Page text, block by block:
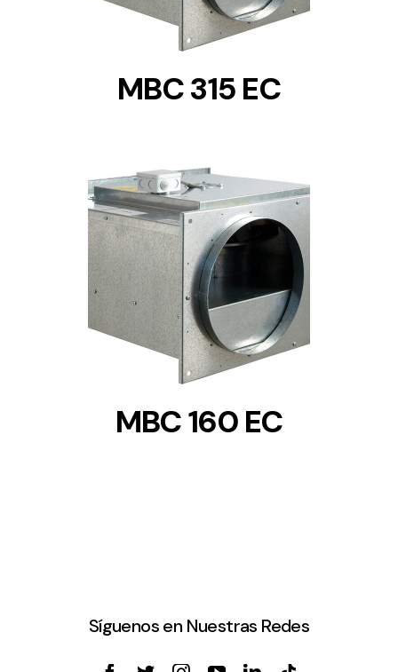
MBC 315 EC
DETAILS
MBC 160 EC
Síguenos en Nuestras Redes